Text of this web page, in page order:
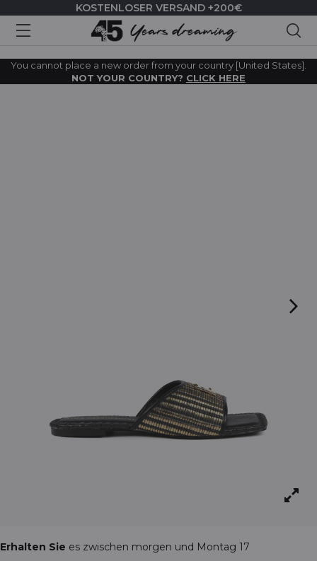
KOSTENLOSER VERSAND +200€
You cannot place a new order from your country [United States].
NOT YOUR COUNTRY? CLICK HERE
Erhalten Sie es zwischen morgen und Montag 17